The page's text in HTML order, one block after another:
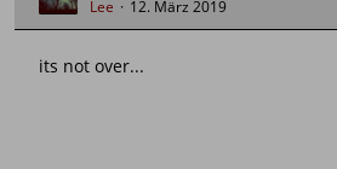
Lee 12. März 2019
its not over...